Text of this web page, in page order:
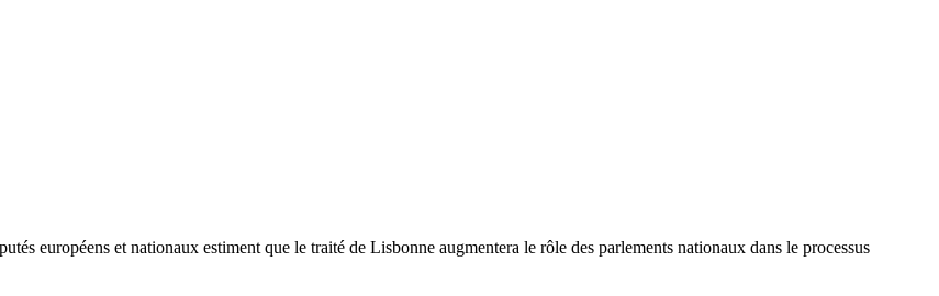
européens et nationaux estiment que le traité de Lisbonne augmentera le rôle des parlements nationaux dans le processus